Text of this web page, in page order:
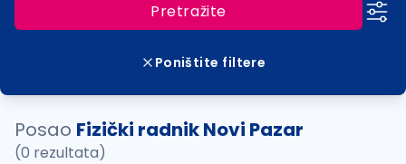
Pretražite
Poništite filtere
Posao Fizički radnik Novi Pazar
(0 rezultata)